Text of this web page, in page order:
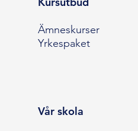
Ämneskurser
Yrkespaket
Vår skola